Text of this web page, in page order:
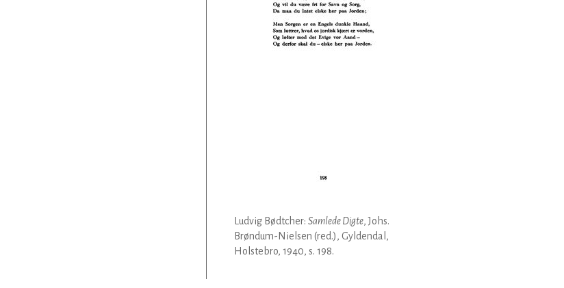
Ludvig Bødtcher: Samlede Digte, Johs.
Brøndum-Nielsen (red.), Gyldendal,
Holstebro, 1940, s. 198.